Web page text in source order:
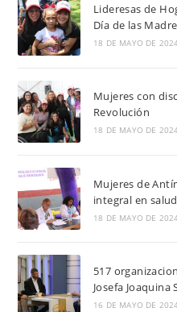
Lideresas de
Día de las
18 DE MAYO DE
Mujeres con
Revolución
18 DE MAYO DE
Mujeres de
integral en salud
18 DE MAYO DE
517
Josefa Joaquina
16 DE MAYO DE